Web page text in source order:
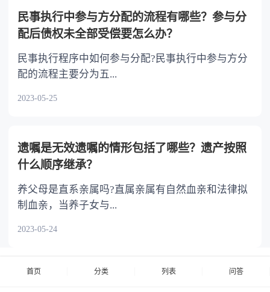
民事执行中参与方分配的流程有哪些？参与分
配后债权未全部受偿要怎么办？
民事执行程序中如何参与分配?民事执行中参与方分
配的流程主要分为五...
2023-05-25
遗嘱是无效遗嘱的情形包括了哪些？遗产按照
什么顺序继承？
养父母是直系亲属吗?直属亲属有自然血亲和法律拟
制血亲，当养子女与...
2023-05-24
首页 分类 列表 问答